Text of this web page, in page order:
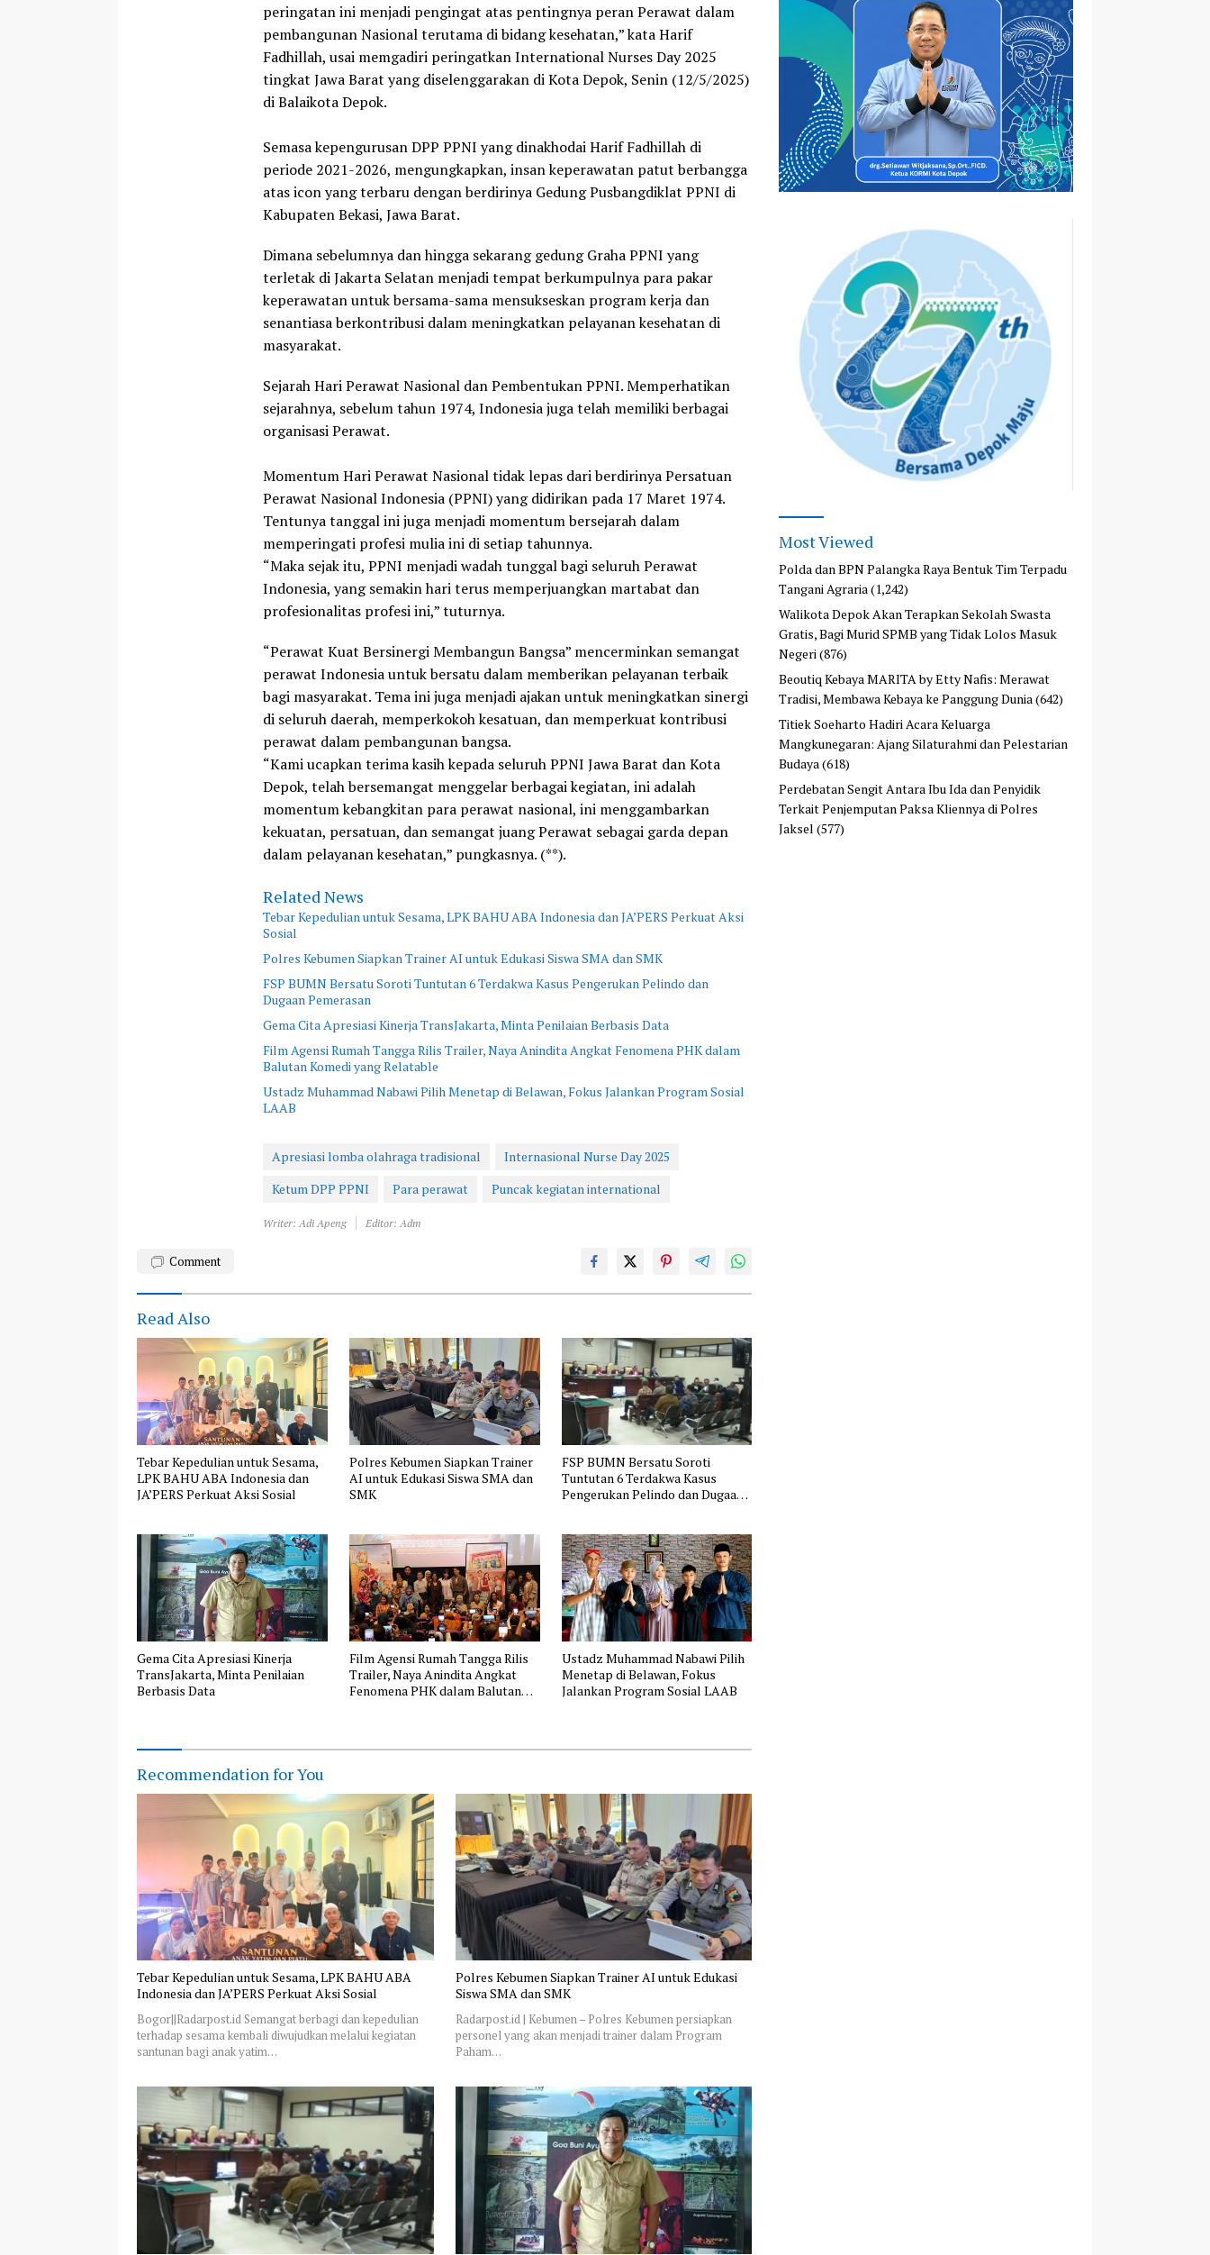
peringatan ini menjadi pengingat atas pentingnya peran Perawat dalam
pembangunan Nasional terutama di bidang kesehatan,” kata Harif
Fadhillah, usai memgadiri peringatkan International Nurses Day 2025
tingkat Jawa Barat yang diselenggarakan di Kota Depok, Senin (12/5/2025)
di Balaikota Depok.
Semasa kepengurusan DPP PPNI yang dinakhodai Harif Fadhillah di
periode 2021-2026, mengungkapkan, insan keperawatan patut berbangga
atas icon yang terbaru dengan berdirinya Gedung Pusbangdiklat PPNI di
Kabupaten Bekasi, Jawa Barat.
Dimana sebelumnya dan hingga sekarang gedung Graha PPNI yang
terletak di Jakarta Selatan menjadi tempat berkumpulnya para pakar
keperawatan untuk bersama-sama mensukseskan program kerja dan
senantiasa berkontribusi dalam meningkatkan pelayanan kesehatan di
masyarakat.
Sejarah Hari Perawat Nasional dan Pembentukan PPNI. Memperhatikan
sejarahnya, sebelum tahun 1974, Indonesia juga telah memiliki berbagai
organisasi Perawat.
Momentum Hari Perawat Nasional tidak lepas dari berdirinya Persatuan
Perawat Nasional Indonesia (PPNI) yang didirikan pada 17 Maret 1974.
Tentunya tanggal ini juga menjadi momentum bersejarah dalam
memperingati profesi mulia ini di setiap tahunnya.
“Maka sejak itu, PPNI menjadi wadah tunggal bagi seluruh Perawat
Indonesia, yang semakin hari terus memperjuangkan martabat dan
profesionalitas profesi ini,” tuturnya.
“Perawat Kuat Bersinergi Membangun Bangsa” mencerminkan semangat
perawat Indonesia untuk bersatu dalam memberikan pelayanan terbaik
bagi masyarakat. Tema ini juga menjadi ajakan untuk meningkatkan sinergi
di seluruh daerah, memperkokoh kesatuan, dan memperkuat kontribusi
perawat dalam pembangunan bangsa.
“Kami ucapkan terima kasih kepada seluruh PPNI Jawa Barat dan Kota
Depok, telah bersemangat menggelar berbagai kegiatan, ini adalah
momentum kebangkitan para perawat nasional, ini menggambarkan
kekuatan, persatuan, dan semangat juang Perawat sebagai garda depan
dalam pelayanan kesehatan,” pungkasnya. (**).
Related News
Tebar Kepedulian untuk Sesama, LPK BAHU ABA Indonesia dan JA’PERS Perkuat Aksi
Sosial
Polres Kebumen Siapkan Trainer AI untuk Edukasi Siswa SMA dan SMK
FSP BUMN Bersatu Soroti Tuntutan 6 Terdakwa Kasus Pengerukan Pelindo dan
Dugaan Pemerasan
Gema Cita Apresiasi Kinerja TransJakarta, Minta Penilaian Berbasis Data
Film Agensi Rumah Tangga Rilis Trailer, Naya Anindita Angkat Fenomena PHK dalam
Balutan Komedi yang Relatable
Ustadz Muhammad Nabawi Pilih Menetap di Belawan, Fokus Jalankan Program Sosial
LAAB
Apresiasi lomba olahraga tradisional
Internasional Nurse Day 2025
Ketum DPP PPNI
Para perawat Puncak kegiatan international
Writer: Adi Apeng Editor: Adm
Comment
Read Also
Tebar Kepedulian untuk Sesama,
LPK BAHU ABA Indonesia dan
JA’PERS Perkuat Aksi Sosial
Polres Kebumen Siapkan Trainer
AI untuk Edukasi Siswa SMA dan
SMK
FSP BUMN Bersatu Soroti
Tuntutan 6 Terdakwa Kasus
Pengerukan Pelindo dan Dugaan
Gema Cita Apresiasi Kinerja
TransJakarta, Minta Penilaian
Berbasis Data
Film Agensi Rumah Tangga Rilis
Trailer, Naya Anindita Angkat
Fenomena PHK dalam Balutan
Ustadz Muhammad Nabawi Pilih
Menetap di Belawan, Fokus
Jalankan Program Sosial LAAB
Recommendation for You
Tebar Kepedulian untuk Sesama, LPK BAHU ABA
Indonesia dan JA’PERS Perkuat Aksi Sosial
Bogor||Radarpost.id Semangat berbagi dan kepedulian
terhadap sesama kembali diwujudkan melalui kegiatan
santunan bagi anak yatim…
Polres Kebumen Siapkan Trainer AI untuk Edukasi
Siswa SMA dan SMK
Radarpost.id | Kebumen – Polres Kebumen persiapkan
personel yang akan menjadi trainer dalam Program
Paham…
Most Viewed
Polda dan BPN Palangka Raya Bentuk Tim Terpadu
Tangani Agraria(1,242)
Walikota Depok Akan Terapkan Sekolah Swasta
Gratis, Bagi Murid SPMB yang Tidak Lolos Masuk
Negeri(876)
Beoutiq Kebaya MARITA by Etty Nafis: Merawat
Tradisi, Membawa Kebaya ke Panggung Dunia(642)
Titiek Soeharto Hadiri Acara Keluarga
Mangkunegaran: Ajang Silaturahmi dan Pelestarian
Budaya(618)
Perdebatan Sengit Antara Ibu Ida dan Penyidik
Terkait Penjemputan Paksa Kliennya di Polres
Jaksel (577)